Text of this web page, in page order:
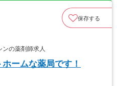
保存する
の薬剤師求人
ームな薬局です！